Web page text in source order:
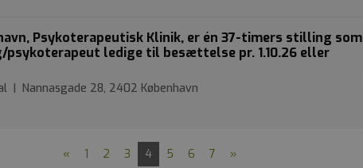
Psykoterapeutisk Klinik, er én 37-timers stilling som
ledige til besættelse pr. 1.10.26 eller
| Nannasgade 28, 2402 København
« 1 2 3 4 5 6 7 »